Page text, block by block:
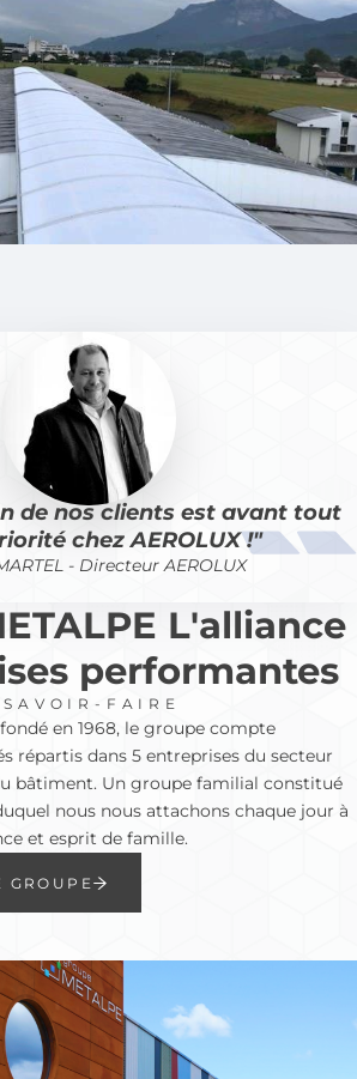
de nos clients est avant tout
chez AEROLUX !
- Directeur AEROLUX
L'alliance
performantes
FAIRE
fondé en 1968, le groupe compte
répartis dans 5 entreprises du secteur
bâtiment. Un groupe familial constitué
nous nous attachons chaque jour à
et esprit de famille.
GROUPE